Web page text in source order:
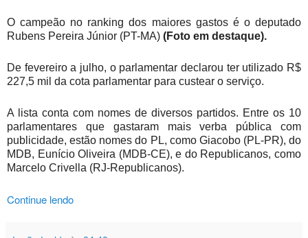
O campeão no ranking dos maiores gastos é o deputado
Rubens Pereira Júnior (PT-MA) (Foto em destaque).
De fevereiro a julho, o parlamentar declarou ter utilizado R$
227,5 mil da cota parlamentar para custear o serviço.
A lista conta com nomes de diversos partidos. Entre os 10
parlamentares que gastaram mais verba pública com
publicidade, estão nomes do PL, como Giacobo (PL-PR), do
MDB, Eunício Oliveira (MDB-CE), e do Republicanos, como
Marcelo Crivella (RJ-Republicanos).
Continue lendo